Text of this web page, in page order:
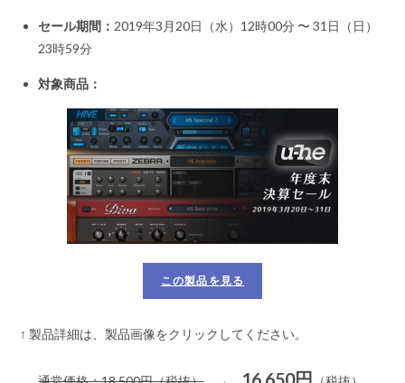
セール期間： 2019年3月20日（水）12時00分 〜 31日（日）
23時59分
対象商品：
この製品を見る
↑ 製品詳細は、製品画像をクリックしてください。
16,650円